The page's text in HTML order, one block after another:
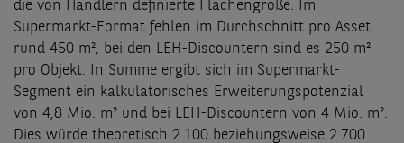
die von Händlern definierte Flächengröße. Im
Supermarkt-Format fehlen im Durchschnitt pro Asset
rund 450 m², bei den LEH-Discountern sind es 250 m²
pro Objekt. In Summe ergibt sich im Supermarkt-
Segment ein kalkulatorisches Erweiterungspotenzial
von 4,8 Mio. m² und bei LEH-Discountern von 4 Mio. m².
Dies würde theoretisch 2.100 beziehungsweise 2.700